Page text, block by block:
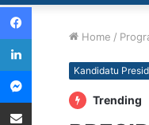
Home /
Kandidatu
Trending
Facebook
LinkedIn
Messenger